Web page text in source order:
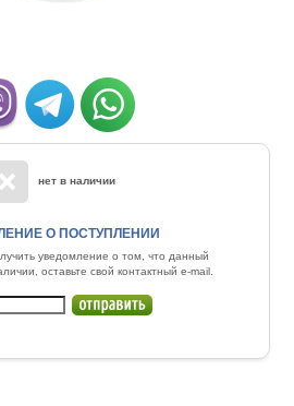
нет в наличии
О ПОСТУПЛЕНИИ
уведомление о том, что данный
оставьте свой контактный e-mail.